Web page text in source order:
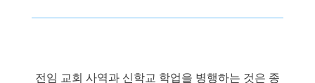
전임 교회 사역과 신학교 학업을 병행하는 것은 종